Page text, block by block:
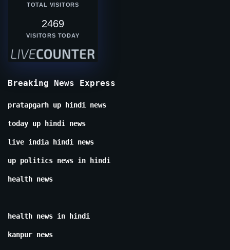
TOTAL VISITORS
2469
VISITORS TODAY
Breaking News Express
pratapgarh up hindi news
today up hindi news
live india hindi news
up politics news in hindi
health news
health news in hindi
kanpur news